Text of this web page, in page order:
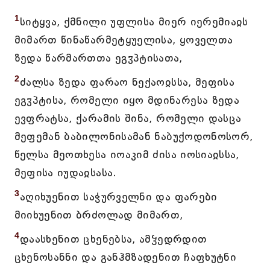
1სიტყვა, ქმნილი უფლისა მიერ იერემიაჲს
მიმართ წინაწარმეტყუელისა, ყოველთა
ზედა წარმართთა ეგჳპტისათა,
2ძალსა ზედა ფარაო ნექაოჲსსა, მეფისა
ეგჳპტისა, რომელი იყო მდინარესა ზედა
ევფრატსა, ქარამის შინა, რომელი დასცა
მეფემან ბაბილონისამან ნაბუქოდონოსორ,
წელსა მეოთხესა იოაკიმ ძისა იოსიაჲსსა,
მეფისა იუდაჲსასა.
3აღიხუენით საჭურველნი და ფარები
მიიხუენით ბრძოლად მიმართ,
4დაასხენით ცხენებსა, ამჴედრდით
ცხენოსანნი და განჰმზადენით ჩაფხუტნი